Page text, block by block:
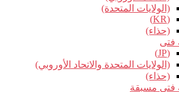
(الولايات المتحدة)
(KR)
(حذاء)
فتى
(JP)
(الولايات المتحدة والاتحاد الأوروبي)
(حذاء)
فتى مسبقة